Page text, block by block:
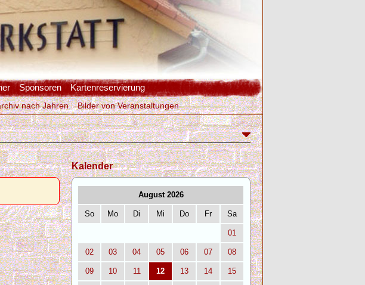
Sponsoren Kartenreservierung
nach Jahren Bilder von Veranstaltungen
Kalender
August 2026
So Mo Di Mi Do Fr Sa
01
02 03 04 05 06 07 08
09 10 11 12 13 14 15